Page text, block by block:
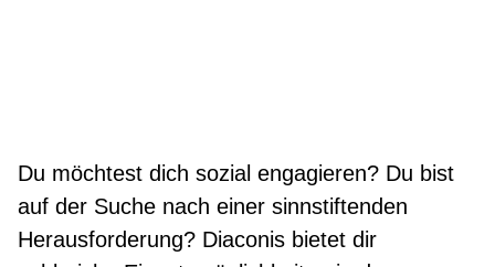
Du möchtest dich sozial engagieren? Du bist
auf der Suche nach einer sinnstiftenden
Herausforderung? Diaconis bietet dir